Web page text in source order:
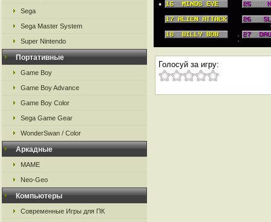
Sega
Sega Master System
Super Nintendo
Портативные
Game Boy
Game Boy Advance
Game Boy Color
Sega Game Gear
WonderSwan / Color
Аркадные
MAME
Neo-Geo
Компьютеры
Современные Игры для ПК
Голосуй за игру: